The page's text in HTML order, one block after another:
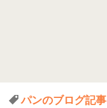
パンのブログ記事